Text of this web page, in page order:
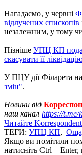
Нагадаємо, у червні
відлучених єпископів
незалежним, у тому
Пізніше УПЦ КП
скасувати її
У ПЦУ дії Філарета
змін".
Новини від
наш канал https://t.me/
Читайте
ТЕГИ: УПЦ КП,
Якщо ви помітили
натисніть Ctrl +